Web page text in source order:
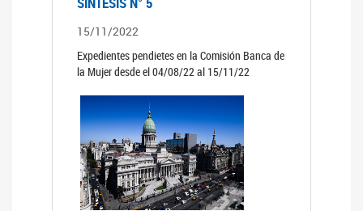
15/11/2022
Expedientes pendietes en la Comisión Banca de
la Mujer desde el 04/08/22 al 15/11/22